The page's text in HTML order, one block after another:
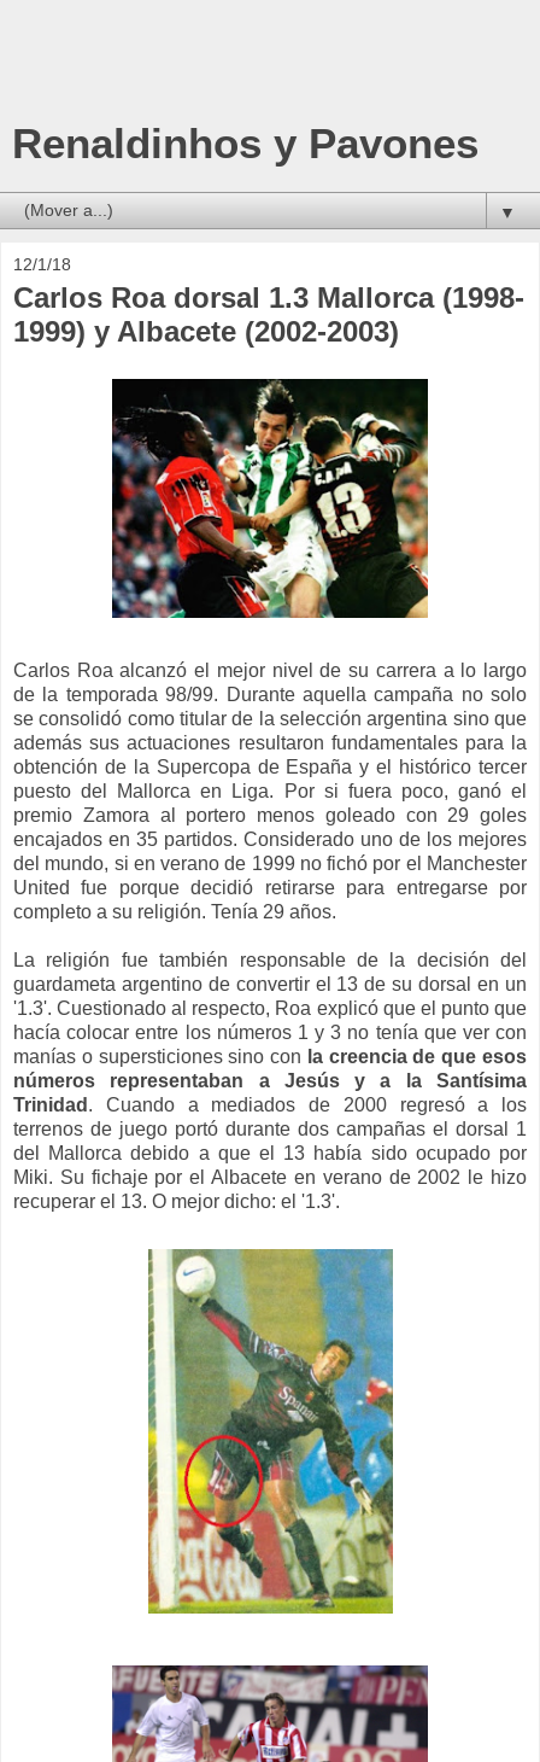
Renaldinhos y Pavones
▼
12/1/18
Carlos Roa dorsal 1.3 Mallorca (1998-
1999) y Albacete (2002-2003)
Carlos Roa alcanzó el mejor nivel de su carrera a lo largo
de la temporada 98/99. Durante aquella campaña no solo
se consolidó como titular de la selección argentina sino que
además sus actuaciones resultaron fundamentales para la
obtención de la Supercopa de España y el histórico tercer
puesto del Mallorca en Liga. Por si fuera poco, ganó el
premio Zamora al portero menos goleado con 29 goles
encajados en 35 partidos. Considerado uno de los mejores
del mundo, si en verano de 1999 no fichó por el Manchester
United fue porque decidió retirarse para entregarse por
completo a su religión. Tenía 29 años.
La religión fue también responsable de la decisión del
guardameta argentino de convertir el 13 de su dorsal en un
'1.3'. Cuestionado al respecto, Roa explicó que el punto que
hacía colocar entre los números 1 y 3 no tenía que ver con
manías o supersticiones sino con la creencia de que esos
números representaban a Jesús y a la Santísima
Trinidad . Cuando a mediados de 2000 regresó a los
terrenos de juego portó durante dos campañas el dorsal 1
del Mallorca debido a que el 13 había sido ocupado por
Miki. Su fichaje por el Albacete en verano de 2002 le hizo
recuperar el 13. O mejor dicho: el '1.3'.